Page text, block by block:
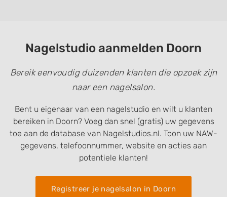
Nagelstudio aanmelden Doorn
Bereik eenvoudig duizenden klanten die opzoek zijn
naar een nagelsalon.
Bent u eigenaar van een nagelstudio en wilt u klanten
bereiken in Doorn? Voeg dan snel (gratis) uw gegevens
toe aan de database van Nagelstudios.nl. Toon uw NAW-
gegevens, telefoonnummer, website en acties aan
potentiele klanten!
Registreer je nagelsalon in Doorn